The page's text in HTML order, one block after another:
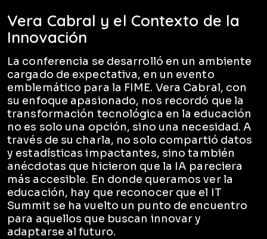
Vera Cabral y el Contexto de la
Innovación
La conferencia se desarrolló en un ambiente
cargado de expectativa, en un evento
emblemático para la FIME. Vera Cabral, con
su enfoque apasionado, nos recordó que la
transformación tecnológica en la educación
no es solo una opción, sino una necesidad. A
través de su charla, no solo compartió datos
y estadísticas impactantes, sino también
anécdotas que hicieron que la IA pareciera
más accesible. En donde queramos ver la
educación, hay que reconocer que el IT
Summit se ha vuelto un punto de encuentro
para aquellos que buscan innovar y
adaptarse al futuro.